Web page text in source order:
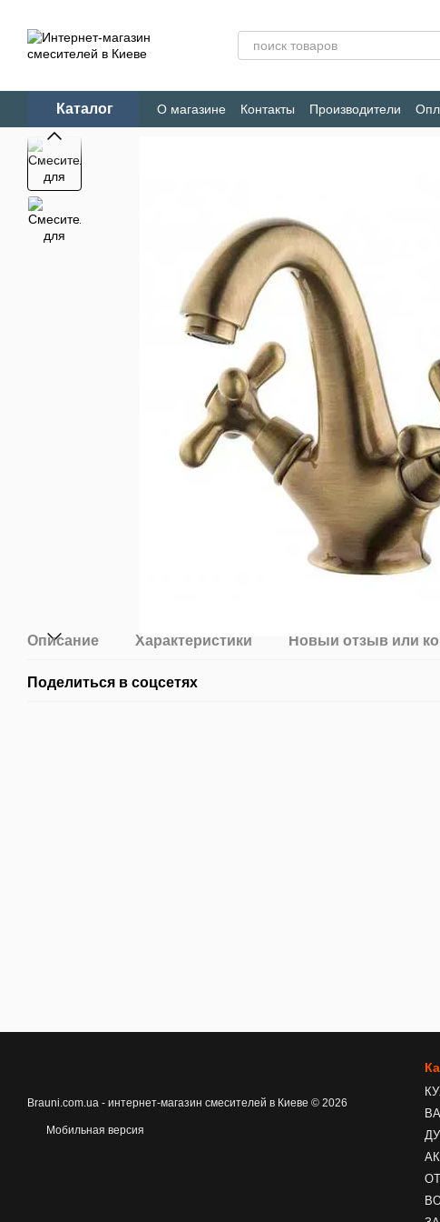
Каталог О магазине Контакты Производители
Конфиденциальность
Описание Характеристики Новый отзыв или
Поделиться в соцсетях
Brauni.com.ua - интернет-магазин смесителей в Киеве © 2026
Мобильная версия